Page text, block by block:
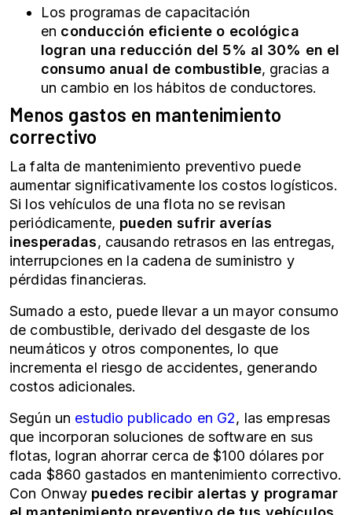
Los programas de capacitación
en conducción eficiente o ecológica
logran una reducción del 5% al 30% en el
consumo anual de combustible, gracias a
un cambio en los hábitos de conductores.
Menos gastos en mantenimiento
correctivo
La falta de mantenimiento preventivo puede
aumentar significativamente los costos logísticos.
Si los vehículos de una flota no se revisan
periódicamente, pueden sufrir averías
inesperadas, causando retrasos en las entregas,
interrupciones en la cadena de suministro y
pérdidas financieras.
Sumado a esto, puede llevar a un mayor consumo
de combustible, derivado del desgaste de los
neumáticos y otros componentes, lo que
incrementa el riesgo de accidentes, generando
costos adicionales.
Según un estudio publicado en G2, las empresas
que incorporan soluciones de software en sus
flotas, logran ahorrar cerca de $100 dólares por
cada $860 gastados en mantenimiento correctivo.
Con Onway puedes recibir alertas y programar